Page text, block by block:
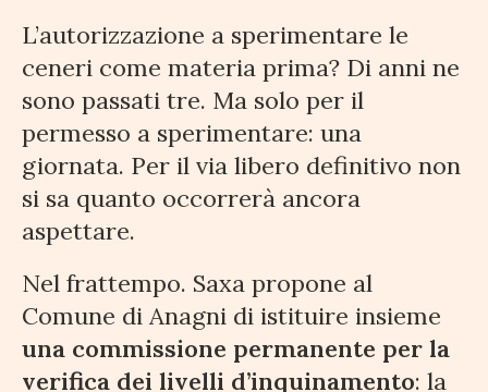
L’autorizzazione a sperimentare le
ceneri come materia prima? Di anni ne
sono passati tre. Ma solo per il
permesso a sperimentare: una
giornata. Per il via libero definitivo non
si sa quanto occorrerà ancora
aspettare.
Nel frattempo. Saxa propone al
Comune di Anagni di istituire insieme
una commissione permanente per la
verifica dei livelli d’inquinamento: la